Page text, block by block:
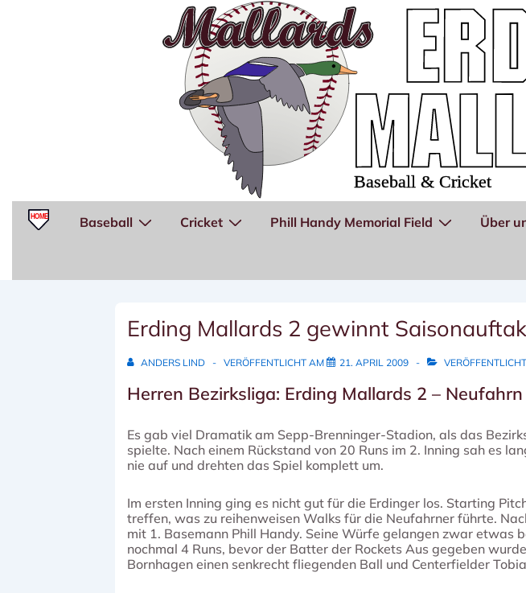
Hauptnavigation
Baseball
Cricket Phill Handy Memorial Field Über
Erding Mallards 2 gewinnt
ANDERS LIND VERÖFFENTLICHT AM 21. APRIL 2009
Herren Bezirksliga: Erding Mallards 2 –
Es gab viel Dramatik am Sepp-Brenninger-Stadion, als das
spielte. Nach einem Rückstand von 20 Runs im 2. Inning sah es
nie auf und drehten das Spiel komplett um.
Im ersten Inning ging es nicht gut für die Erdinger los. Starting
treffen, was zu reihenweisen Walks für die Neufahrner führte.
mit 1. Basemann Phill Handy. Seine Würfe gelangen zwar etwas
nochmal 4 Runs, bevor der Batter der Rockets Aus gegeben
Bornhagen einen senkrecht fliegenden Ball und Centerfielder